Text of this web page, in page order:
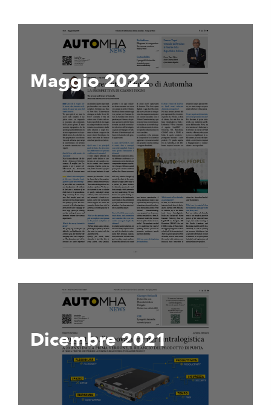
Maggio 2022
Dicembre 2021